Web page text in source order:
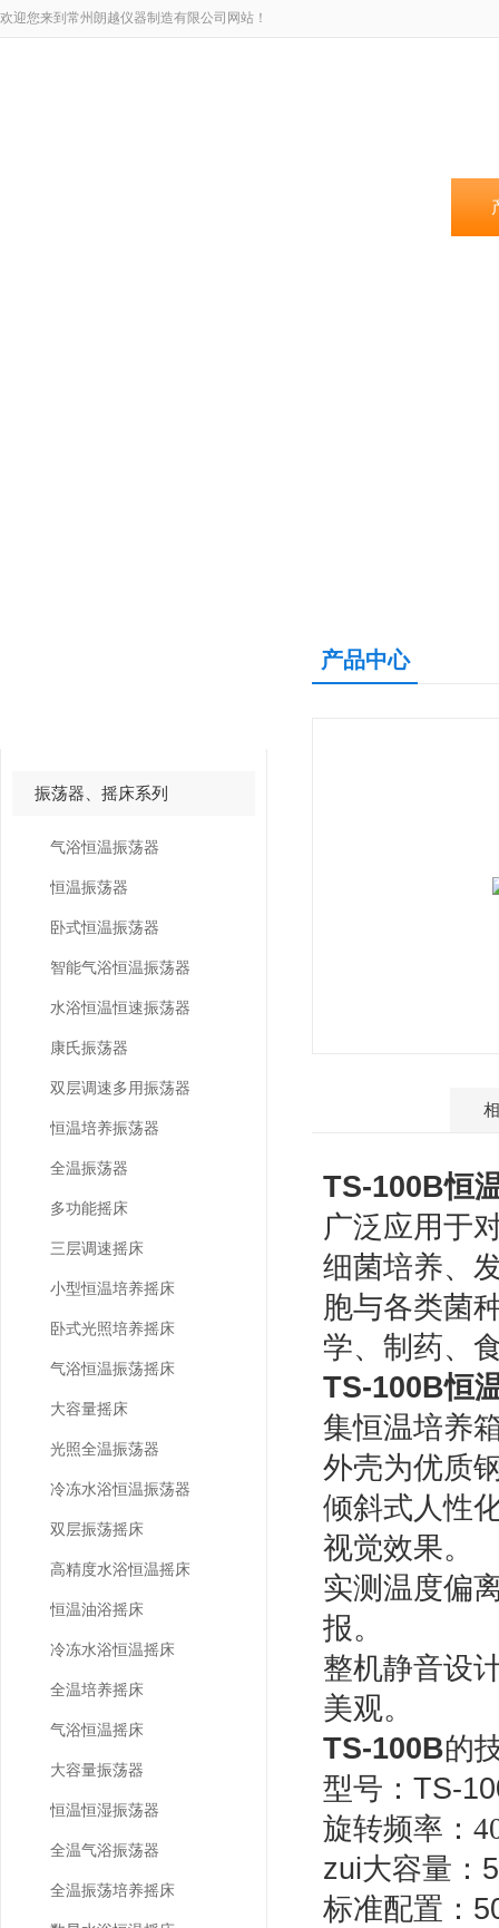
欢迎您来到常州朗越仪器制造有限公司网站！
振荡器、摇床系列
气浴恒温振荡器
恒温振荡器
卧式恒温振荡器
智能气浴恒温振荡器
水浴恒温恒速振荡器
康氏振荡器
双层调速多用振荡器
恒温培养振荡器
全温振荡器
多功能摇床
三层调速摇床
小型恒温培养摇床
卧式光照培养摇床
气浴恒温振荡摇床
大容量摇床
光照全温振荡器
冷冻水浴恒温振荡器
双层振荡摇床
高精度水浴恒温摇床
恒温油浴摇床
冷冻水浴恒温摇床
全温培养摇床
气浴恒温摇床
大容量振荡器
恒温恒湿振荡器
全温气浴振荡器
全温振荡培养摇床
产品中心
TS-100B恒
广泛应用于
细菌培养、
胞与各类菌
学、制药、
TS-100B恒
集恒温培养
外壳为优质
倾斜式人性
视觉效果。
实测温度偏
报。
整机静音设
美观。
TS-100B的
型号：TS-
旋转频率：
zui大容量
标准配置：